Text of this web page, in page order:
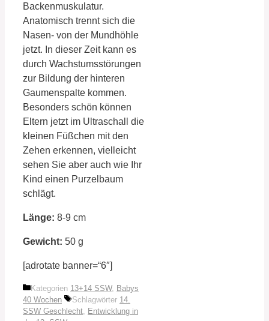
Backenmuskulatur.
Anatomisch trennt sich die
Nasen- von der Mundhöhle
jetzt. In dieser Zeit kann es
durch Wachstumsstörungen
zur Bildung der hinteren
Gaumenspalte kommen.
Besonders schön können
Eltern jetzt im Ultraschall die
kleinen Füßchen mit den
Zehen erkennen, vielleicht
sehen Sie aber auch wie Ihr
Kind einen Purzelbaum
schlägt.
Länge: 8-9 cm
Gewicht: 50 g
[adrotate banner=“6″]
Kategorien 13+14 SSW, Babys
40 Wochen
Schlagwörter 14.
SSW Geschlecht
Entwicklung in